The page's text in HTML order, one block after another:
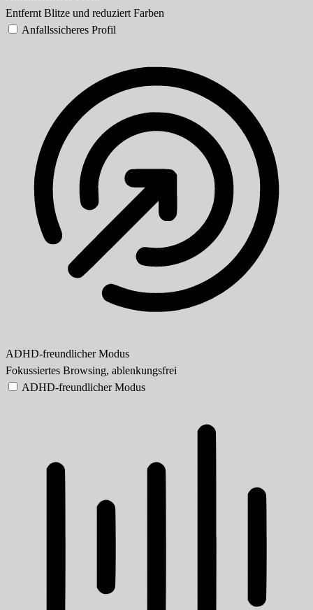
Entfernt Blitze und reduziert Farben
Anfallssicheres Profil
ADHD-freundlicher Modus
Fokussiertes Browsing, ablenkungsfrei
ADHD-freundlicher Modus